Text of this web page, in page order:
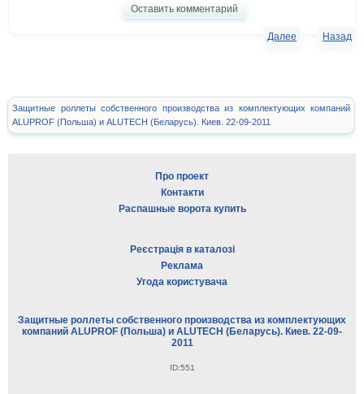
Оставить комментарий
Назад
Далее
Защитные роллеты собственного производства из комплектующих компаний
ALUPROF (Польша) и ALUTECH (Беларусь). Киев. 22-09-2011
Про проект
Контакти
Распашные ворота купить
Реєстрація в каталозі
Реклама
Угода користувача
Защитные роллеты собственного производства из комплектующих
компаний ALUPROF (Польша) и ALUTECH (Беларусь). Киев. 22-09-
2011
ID:551